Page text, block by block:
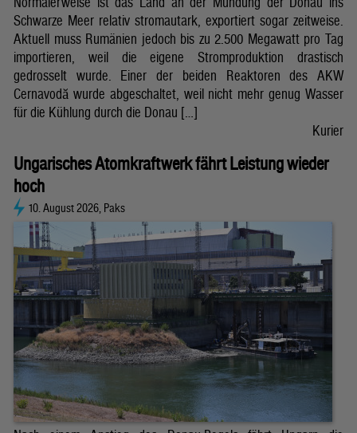
Schwarze Meer relativ stromautark, exportiert sogar zeitweise.
Aktuell muss Rumänien jedoch bis zu 2.500 Megawatt pro Tag
importieren, weil die eigene Stromproduktion drastisch
gedrosselt wurde. Einer der beiden Reaktoren des AKW
Cernavodă wurde abgeschaltet, weil nicht mehr genug Wasser
für die Kühlung durch die Donau […]
Kurier
Ungarisches Atomkraftwerk fährt Leistung wieder
hoch
10. August 2026, Paks